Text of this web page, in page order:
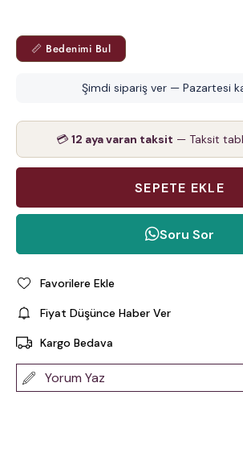
📏 Bedenimi Bul
Şimdi sipariş ver — Pazartesi
💳 12 aya varan taksit — Taksit
Soru Sor
Favorilere Ekle
Fiyat Düşünce Haber Ver
Kargo Bedava
Yorum Yaz